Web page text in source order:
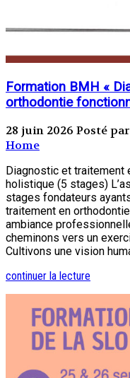
Formation BMH «
orthodontie
28 juin 2026 Posté
Home
Diagnostic et
holistique (5 stages)
stages fondateurs
traitement en
ambiance
cheminons vers un
Cultivons une vision
continuer la lecture